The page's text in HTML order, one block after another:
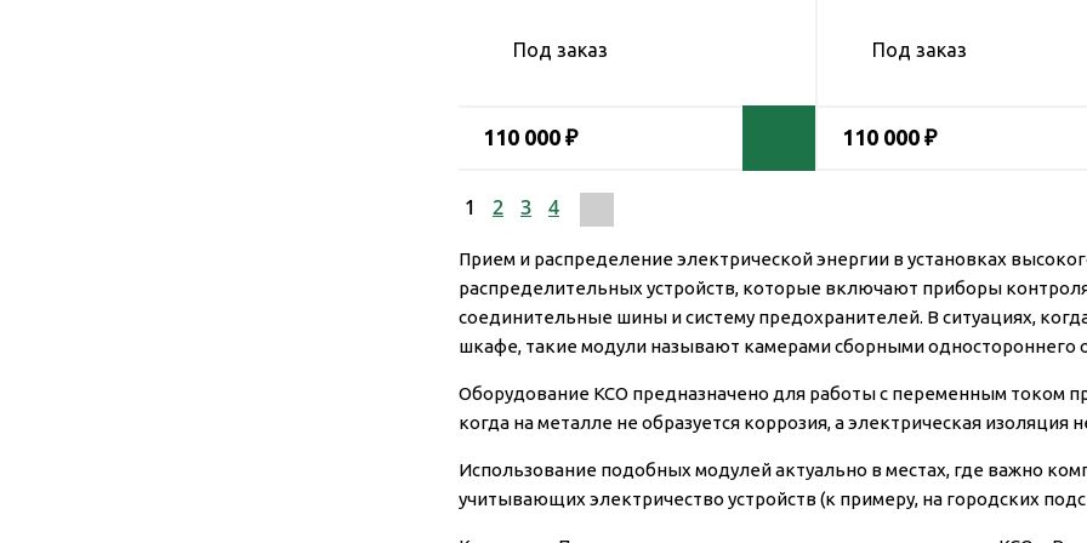
Под заказ
110 000 ₽
Под заказ
110 000 ₽
1 2 3 4
Прием и распределение электрической энергии в установках
распределительных устройств, которые включают приборы
соединительные шины и систему предохранителей. В ситуациях,
шкафе, такие модули называют камерами сборными одностороннего
Оборудование КСО предназначено для работы с переменным током
когда на металле не образуется коррозия, а электрическая изоляция
Использование подобных модулей актуально в местах, где важно
учитывающих электричество устройств (к примеру, на городских